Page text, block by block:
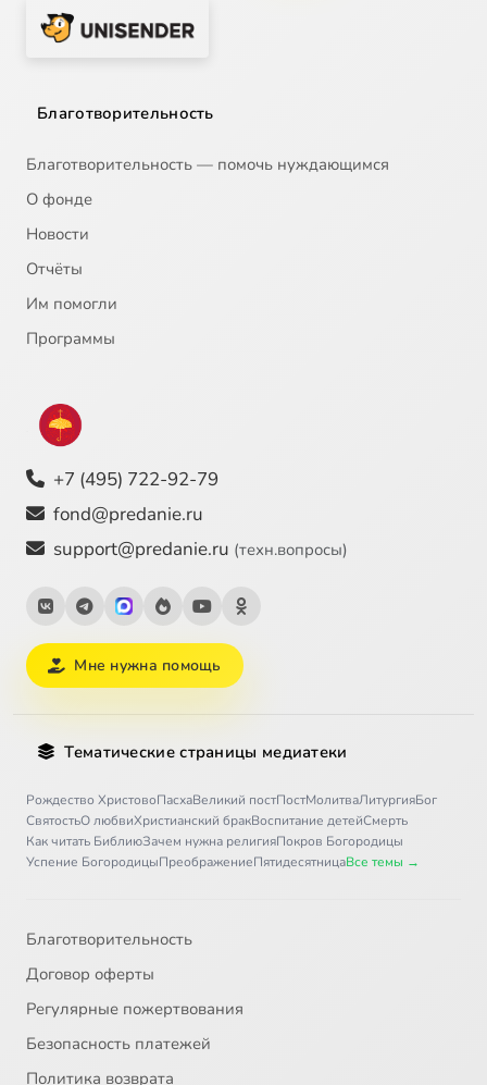
Благотворительность
Благотворительность — помочь нуждающимся
О фонде
Новости
Отчёты
Им помогли
Программы
+7 (495) 722-92-79
fond@predanie.ru
support@predanie.ru (техн.вопросы)
Мне нужна помощь
Тематические страницы медиатеки
Рождество ХристовоПасхаВеликий постПостМолитваЛитургияБог
СвятостьО любвиХристианский бракВоспитание детейСмерть
Как читать БиблиюЗачем нужна религияПокров Богородицы
Успение БогородицыПреображениеПятидесятницаВсе темы →
Благотворительность
Договор оферты
Регулярные пожертвования
Безопасность платежей
Политика возврата